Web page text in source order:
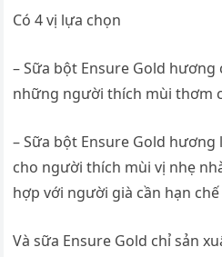
Có 4 vị lựa chọn
– Sữa bột Ensure Gold
những người thích mùi thơm
– Sữa bột Ensure Gold
cho người thích mùi vị nhẹ
hợp với người già cần hạn
Và sữa Ensure Gold chỉ sản